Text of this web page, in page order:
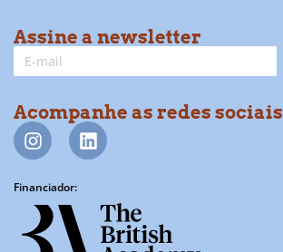
Assine a newsletter
Acompanhe as redes sociais
Financiador: